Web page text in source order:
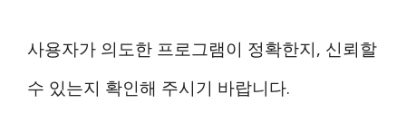
사용자가 의도한 프로그램이 정확한지, 신뢰할
수 있는지 확인해 주시기 바랍니다.